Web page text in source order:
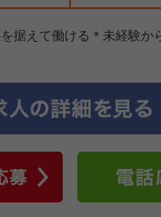
据えて働ける＊未経験か